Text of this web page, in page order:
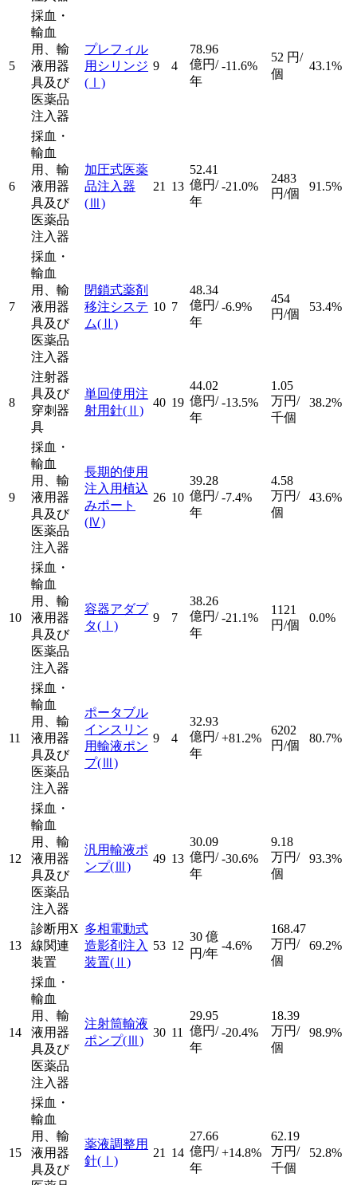
5
採血・
輸血
用、輸
液用器
具及び
医薬品
注入器
プレフィル
用シリンジ
(Ⅰ)
9 4
78.96
億円/
年
-11.6%
52 円/
個
43.1%
6
採血・
輸血
用、輸
液用器
具及び
医薬品
注入器
加圧式医薬
品注入器
(Ⅲ)
21 13
52.41
億円/
年
-21.0%
2483
円/個
91.5%
7
採血・
輸血
用、輸
液用器
具及び
医薬品
注入器
閉鎖式薬剤
移注システ
ム(Ⅱ)
10 7
48.34
億円/
年
-6.9%
454
円/個
53.4%
8
注射器
具及び
穿刺器
具
単回使用注
射用針(Ⅱ)
40 19
44.02
億円/
年
-13.5%
1.05
万円/
千個
38.2%
9
採血・
輸血
用、輸
液用器
具及び
医薬品
注入器
長期的使用
注入用植込
みポート
(Ⅳ)
26 10
39.28
億円/
年
-7.4%
4.58
万円/
個
43.6%
10
採血・
輸血
用、輸
液用器
具及び
医薬品
注入器
容器アダプ
タ(Ⅰ)
9 7
38.26
億円/
年
-21.1%
1121
円/個
0.0%
11
採血・
輸血
用、輸
液用器
具及び
医薬品
注入器
ポータブル
インスリン
用輸液ポン
プ(Ⅲ)
9 4
32.93
億円/
年
+81.2%
6202
円/個
80.7%
12
採血・
輸血
用、輸
液用器
具及び
医薬品
注入器
汎用輸液ポ
ンプ(Ⅲ)
49 13
30.09
億円/
年
-30.6%
9.18
万円/
個
93.3%
13
診断用X
線関連
装置
多相電動式
造影剤注入
装置(Ⅱ)
53 12
30 億
円/年
-4.6%
168.47
万円/
個
69.2%
14
採血・
輸血
用、輸
液用器
具及び
医薬品
注入器
注射筒輸液
ポンプ(Ⅲ)
30 11
29.95
億円/
年
-20.4%
18.39
万円/
個
98.9%
15
採血・
輸血
用、輸
液用器
具及び
薬液調整用
針(Ⅰ)
21 14
27.66
億円/
年
+14.8%
62.19
万円/
千個
52.8%